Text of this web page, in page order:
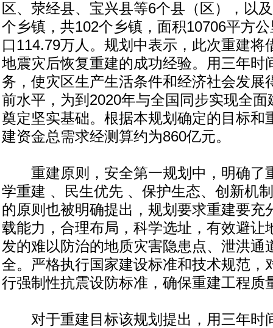
区、荥经县、宝兴县等6个县（区），以
个乡镇，共102个乡镇，面积10706平方
口114.79万人。规划中表示，此次重建将
地震灾后恢复重建的成功经验。用三年时
务，使灾区生产生活条件和经济社会发展
前水平，为到2020年与全国同步实现全
奠定坚实基础。根据本规划确定的目标和
建资金总需求经测算约为860亿元。
重建原则，安全第一规划中，明确了
学重建 、民生优先 、保护生态、创新机
的原则也被明确提出，规划要求重建要充
载能力，合理布局，科学选址，有效避让
发的难以防治的地质灾害隐患点、泄洪通
全。严格执行国家建设标准和技术规范，
行强制性抗震设防标准，确保重建工程质
对于重建目标该规划提出，用三年时